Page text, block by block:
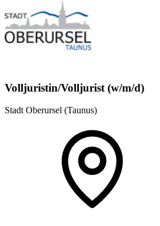
Volljuristin/Volljurist (w/m/d)
Stadt Oberursel (Taunus)